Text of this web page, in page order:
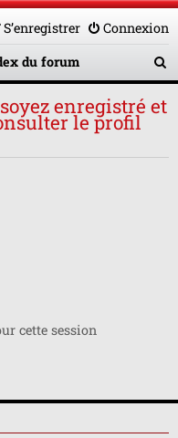
Connexion
S’enregistrer
du forum
e
enregistré et
le profil
cette session